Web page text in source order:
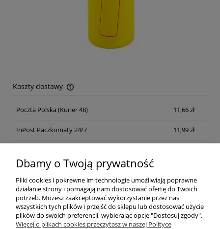
Koszty dostawy
Cena nie zawiera ewentualnych kosztów płatności
Poczta Polska (Kurier 48) 11,66 zł
InPost Paczkomaty 24/7 11,99 zł
Pomoc
Dbamy o Twoją prywatność
Pliki cookies i pokrewne im technologie umożliwiają poprawne
działanie strony i pomagają nam dostosować ofertę do Twoich
potrzeb. Możesz zaakceptować wykorzystanie przez nas
wszystkich tych plików i przejść do sklepu lub dostosować użycie
plików do swoich preferencji, wybierając opcję "Dostosuj zgody".
Więcej o plikach cookies przeczytasz w naszej Polityce